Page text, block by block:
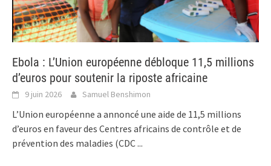
Ebola : L’Union européenne débloque 11,5 millions
d’euros pour soutenir la riposte africaine
9 juin 2026 Samuel Benshimon
L’Union européenne a annoncé une aide de 11,5 millions
d’euros en faveur des Centres africains de contrôle et de
prévention des maladies (CDC...